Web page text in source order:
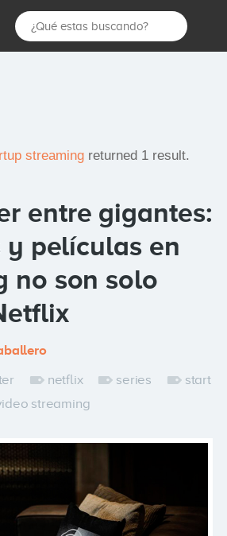
streamingreturned 1 result.
entre gigantes:
y películas en
no son solo
netflix series
start
streaming